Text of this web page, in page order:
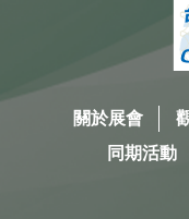
關於展會
同期活動